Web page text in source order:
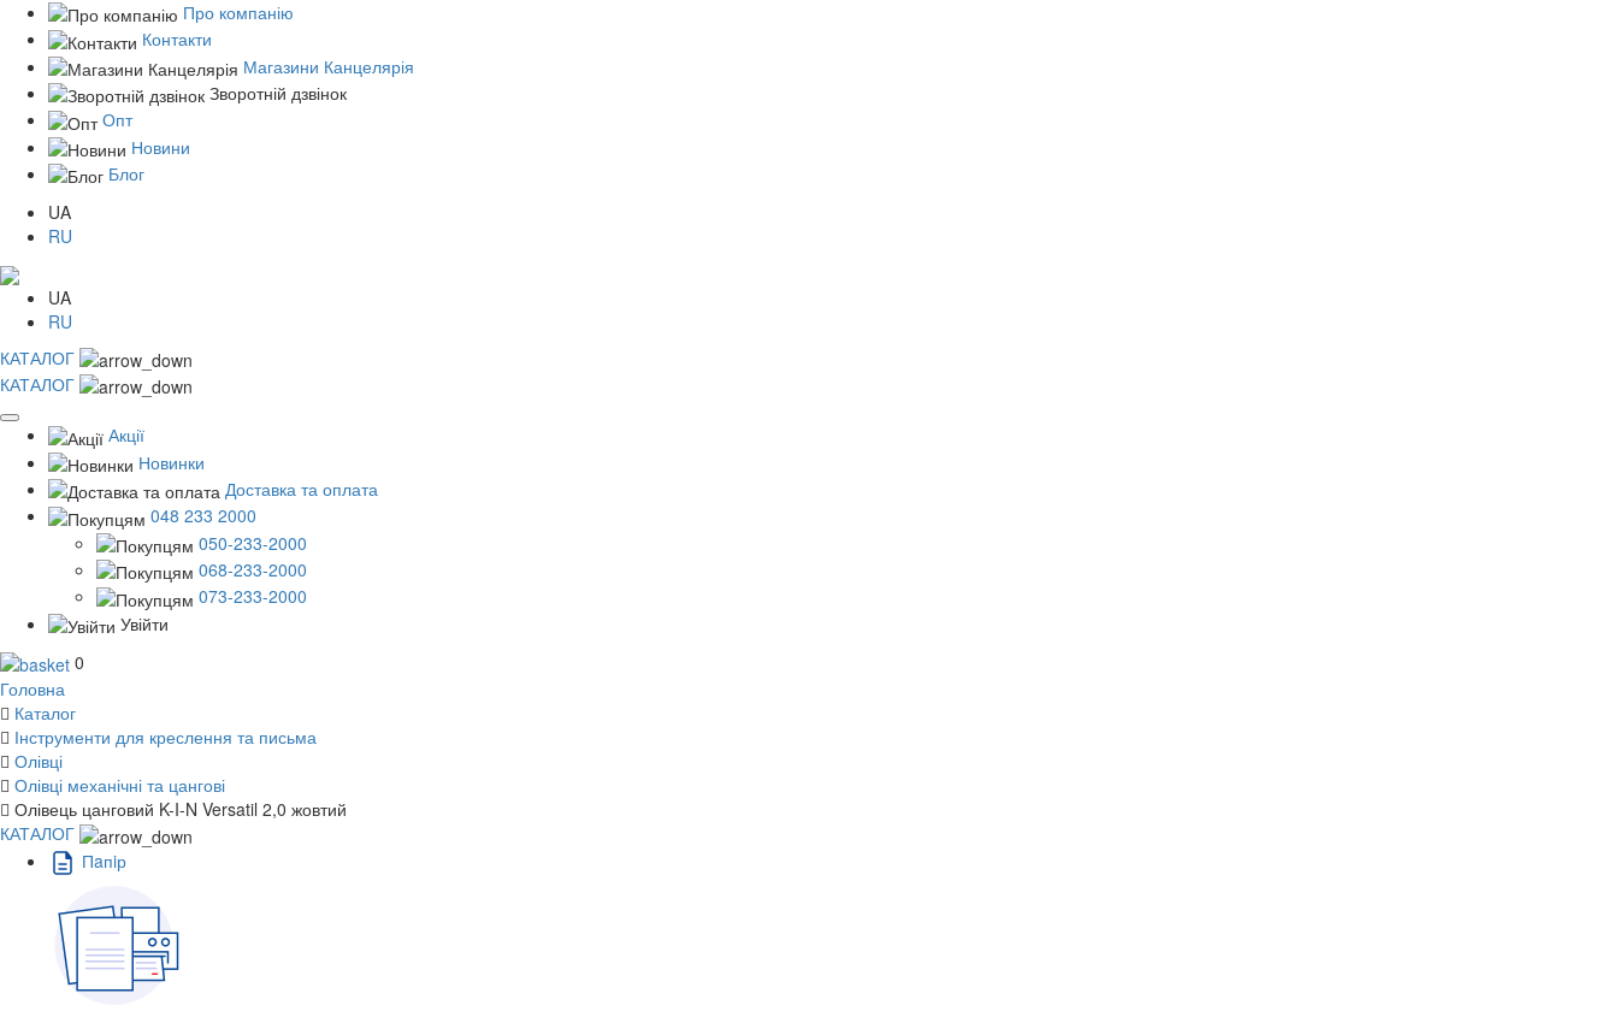
Про компанію
Контакти
Магазини Канцелярія
Зворотній дзвінок
Опт
Новини
Блог
UA
RU
UA
RU
КАТАЛОГ
КАТАЛОГ
Акції
Новинки
Доставка та оплата
048 233 2000
050-233-2000
068-233-2000
073-233-2000
Увійти
0
Головна
Каталог
Інструменти для креслення та письма
Олівці
Олівці механічні та цангові
Олівець цанговий K-I-N Versatil 2,0 жовтий
КАТАЛОГ
Пaпiр